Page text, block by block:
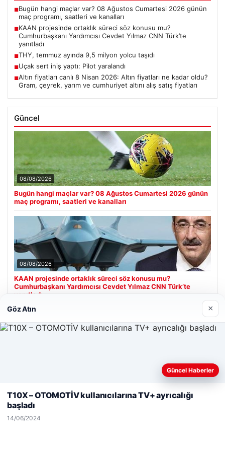
■Bugün hangi maçlar var? 08 Ağustos Cumartesi 2026 günün
maç programı, saatleri ve kanalları
■KAAN projesinde ortaklık süreci söz konusu mu?
Cumhurbaşkanı Yardımcısı Cevdet Yılmaz CNN Türk’te
yanıtladı
■THY, temmuz ayında 9,5 milyon yolcu taşıdı
■Uçak sert iniş yaptı: Pilot yaralandı
■Altın fiyatları canlı 8 Nisan 2026: Altın fiyatları ne kadar oldu?
Gram, çeyrek, yarım ve cumhuriyet altını alış satış fiyatları
Güncel
08/08/2026
Bugün hangi maçlar var? 08 Ağustos Cumartesi 2026 günün
maç programı, saatleri ve kanalları
08/08/2026
KAAN projesinde ortaklık süreci söz konusu mu?
Cumhurbaşkanı Yardımcısı Cevdet Yılmaz CNN Türk’te
yanıtladı
Web sitemizi nasıl kullandığınızı daha iyi anlayabilmek,
kullanıyoruz.Çerez Politikamız
Reddet
Göz Atın ×
Güncel Haberler
T10X – OTOMOTİV kullanıcılarına TV+ ayrıcalığı
başladı
14/06/2024